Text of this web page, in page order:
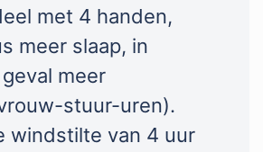
met 4 handen,
meer slaap, in
meer
stuur-uren).
windstilte van 4 uur